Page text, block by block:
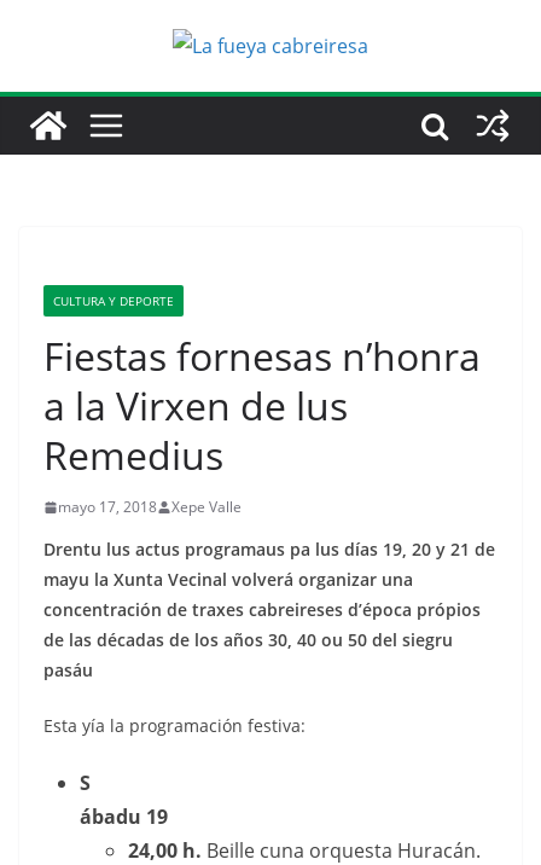
CULTURA Y DEPORTE
Fiestas fornesas n’honra
a la Virxen de lus
Remedius
mayo 17, 2018 Xepe Valle
Drentu lus actus programaus pa lus días 19, 20 y 21 de
mayu la Xunta Vecinal volverá organizar una
concentración de traxes cabreireses d’época própios
de las décadas de los años 30, 40 ou 50 del siegru
pasáu
Esta yía la programación festiva:
S
ábadu 19
24,00 h. Beille cuna orquesta Huracán.